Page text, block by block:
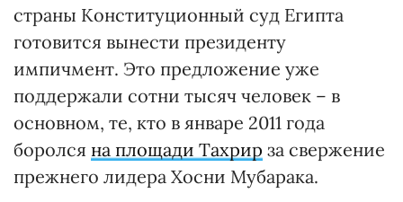
страны Конституционный суд Египта
готовится вынести президенту
импичмент. Это предложение уже
поддержали сотни тысяч человек – в
основном, те, кто в январе 2011 года
боролся на площади Тахрир за свержение
прежнего лидера Хосни Мубарака.